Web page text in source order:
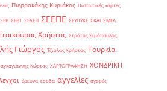
Πιερρακάκης Κυριάκος Πιστωτικές κάρτες
ΣΕΒ ΣΕΒΤ ΣΕΔΕ ΙΙ ΣΕΕΠΕ ΣΕΥΠΥΚΕ ΣΚΑΙ ΣΜΕΑ
Χρήστος Στράτος Σιμόπουλος
Γιώργος Τζιόλας Χρήστος Τουρκία
Κώστας ΧΑΡΤΟΓΡΑΦΗΣΗ ΧΟΝΔΡΙΚΗ
έρευνα έσοδα αγγελίες αγορές